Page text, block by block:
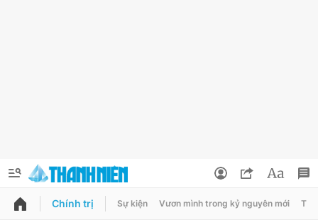
QUẢNG CÁO ĐẶT BÁO
Chính trị Sự kiện Vươn mình trong kỷ nguyên mới